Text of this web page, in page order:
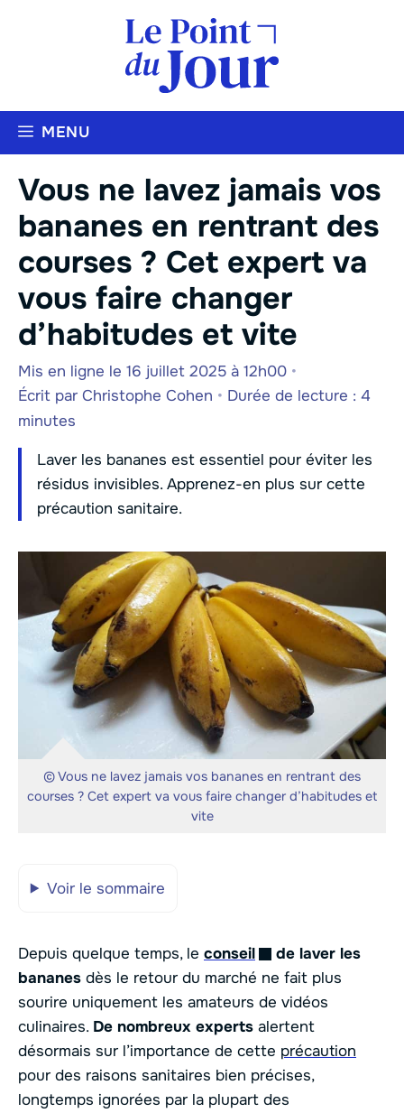
MENU
Vous ne lavez jamais vos
bananes en rentrant des
courses ? Cet expert va
vous faire changer
d’habitudes et vite
Mis en ligne le 16 juillet 2025 à 12h00 •
Écrit par Christophe Cohen • Durée de lecture : 4
minutes
Laver les bananes est essentiel pour éviter les
résidus invisibles. Apprenez-en plus sur cette
précaution sanitaire.
© Vous ne lavez jamais vos bananes en rentrant des
courses ? Cet expert va vous faire changer d’habitudes et
vite
Voir le sommaire
Depuis quelque temps, le conseil
de laver les
bananes dès le retour du marché ne fait plus
sourire uniquement les amateurs de vidéos
culinaires. De nombreux experts alertent
désormais sur l’importance de cette précaution
pour des raisons sanitaires bien précises,
longtemps ignorées par la plupart des